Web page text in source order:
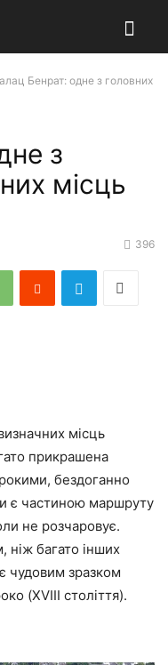
Бенрат: одне з головних
з
місць
396
місць
прикрашена
бездоганно
є частиною маршруту
не розчаровує.
ніж багато інших
чудовим зразком
(XVIII століття).